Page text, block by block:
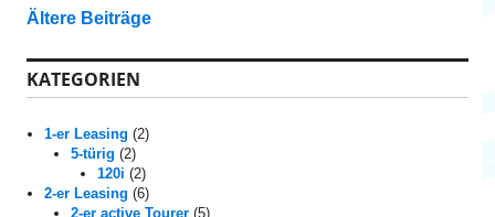
B
e
i
t
r
Ältere Beiträge
KATEGORIEN
1-er Leasing (2)
5-türig (2)
120i (2)
2-er Leasing (6)
2-er active Tourer (5)